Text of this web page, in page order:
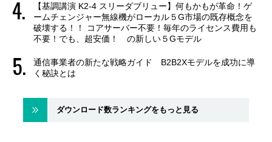
【基調講演 K2-4 スリーダブリュー】何もかもが革命！ゲ
ームチェンジャー無線機がローカル５G市場の既存概念を
破壊する！！ コアサーバー不要！毎年のライセンス費用も
不要！でも、超安価！ の新しい５Gモデル
通信事業者の新たな戦略ガイド B2B2Xモデルを成功に導
く秘訣とは
ダウンロード数ランキングをもっと見る